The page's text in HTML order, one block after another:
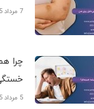
7 مرداد 1405
چرا
5 مرداد 1405